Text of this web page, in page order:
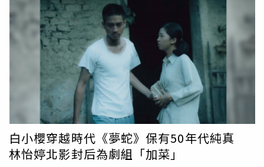
白小櫻穿越時代《夢蛇》保有50年代純真
林怡婷北影封后為劇組「加菜」